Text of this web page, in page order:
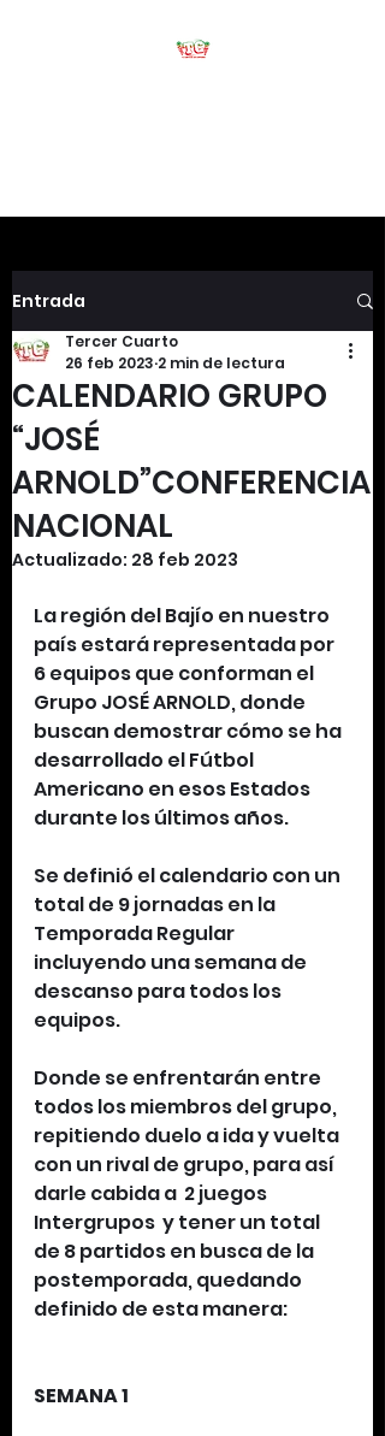
Entrada
CALENDARIO GRUPO
“JOSÉ
ARNOLD”CONFERENCIA
NACIONAL
Tercer Cuarto
26 feb 2023 2 min de lectura
Actualizado: 28 feb 2023
La región del Bajío en nuestro
país estará representada por
6 equipos que conforman el
Grupo JOSÉ ARNOLD, donde
buscan demostrar cómo se ha
desarrollado el Fútbol
Americano en esos Estados
durante los últimos años.
Se definió el calendario con un
total de 9 jornadas en la
Temporada Regular
incluyendo una semana de
descanso para todos los
equipos.
Donde se enfrentarán entre
todos los miembros del grupo,
repitiendo duelo a ida y vuelta
con un rival de grupo, para así
darle cabida a  2 juegos
Intergrupos  y tener un total
de 8 partidos en busca de la
postemporada, quedando
definido de esta manera:
SEMANA 1